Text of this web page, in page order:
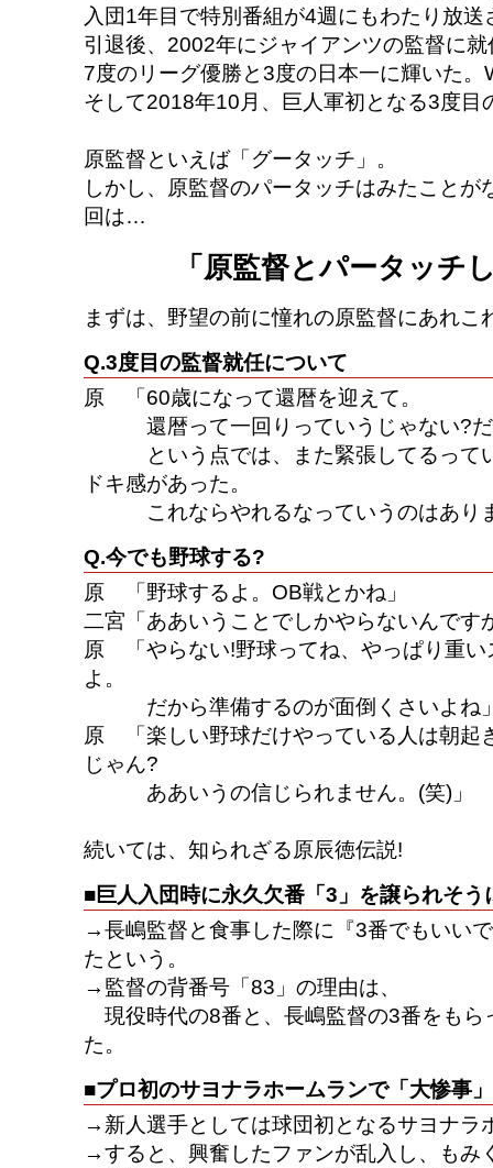
入団1年目で特別番組が4週にもわたり放送
引退後、2002年にジャイアンツの監督に
7度のリーグ優勝と3度の日本一に輝いた。
そして2018年10月、巨人軍初となる3度目
原監督といえば「グータッチ」。
しかし、原監督のパータッチはみたことが
回は…
「原監督とパータッチ
まずは、野望の前に憧れの原監督にあれこ
Q.3度目の監督就任について
原 「60歳になって還暦を迎えて。
還暦って一回りっていうじゃない?だ
という点では、また緊張してるってい
ドキ感があった。
これならやれるなっていうのはあり
Q.今でも野球する?
原 「野球するよ。OB戦とかね」
二宮「ああいうことでしかやらないんです
原 「やらない!野球ってね、やっぱり重い
よ。
だから準備するのが面倒くさいよね
原 「楽しい野球だけやっている人は朝起
じゃん?
ああいうの信じられません。(笑)」
続いては、知られざる原辰徳伝説!
■巨人入団時に永久欠番「3」を譲られそう
→長嶋監督と食事した際に『3番でもいい
たという。
→監督の背番号「83」の理由は、
現役時代の8番と、長嶋監督の3番をもら
た。
■プロ初のサヨナラホームランで「大惨事」
→新人選手としては球団初となるサヨナラ
→すると、興奮したファンが乱入し、もみ